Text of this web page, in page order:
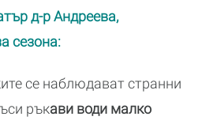
д-р Андреева,
сезона:
се наблюдават странни
ръкави води малко